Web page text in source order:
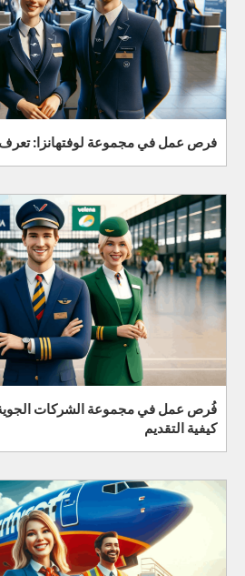
فرص عمل في مجموعة لوفتهانزا: تعرف
فُرص عمل في مجموعة الشركات
كيفية التقديم